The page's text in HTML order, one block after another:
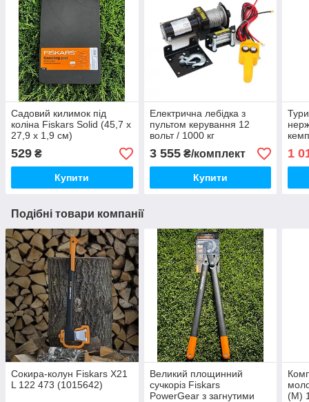
Садовий килимок під
коліна Fiskars Solid (45,7 x
27,9 x 1,9 см)
529 ₴
Купити
Електрична лебідка з
пультом керування 12
вольт / 1000 кг
3 555₴/комплект
Купити
літр)
1
Подібні товари компанії
Сокира-колун Fiskars X21
L 122 473 (1015642)
Великий площинний
сучкоріз Fiskars
PowerGear з загнутими
(M)